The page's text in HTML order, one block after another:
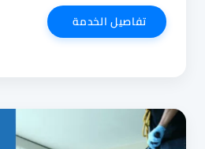
تفاصيل الخدمةشركة
تنظيف